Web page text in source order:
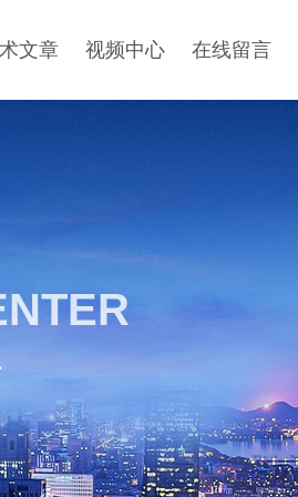
文章 视频中心 在线留言